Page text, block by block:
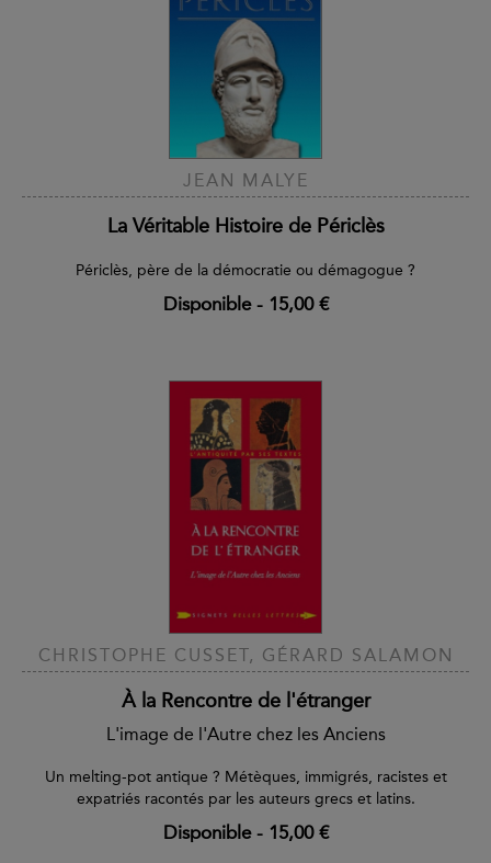
JEAN MALYE
La Véritable Histoire de Périclès
Périclès, père de la démocratie ou démagogue ?
Disponible- 15,00 €
CHRISTOPHE CUSSET, GÉRARD SALAMON
À la Rencontre de l'étranger
L'image de l'Autre chez les Anciens
Un melting-pot antique ? Métèques, immigrés, racistes et
expatriés racontés par les auteurs grecs et latins.
Disponible- 15,00 €